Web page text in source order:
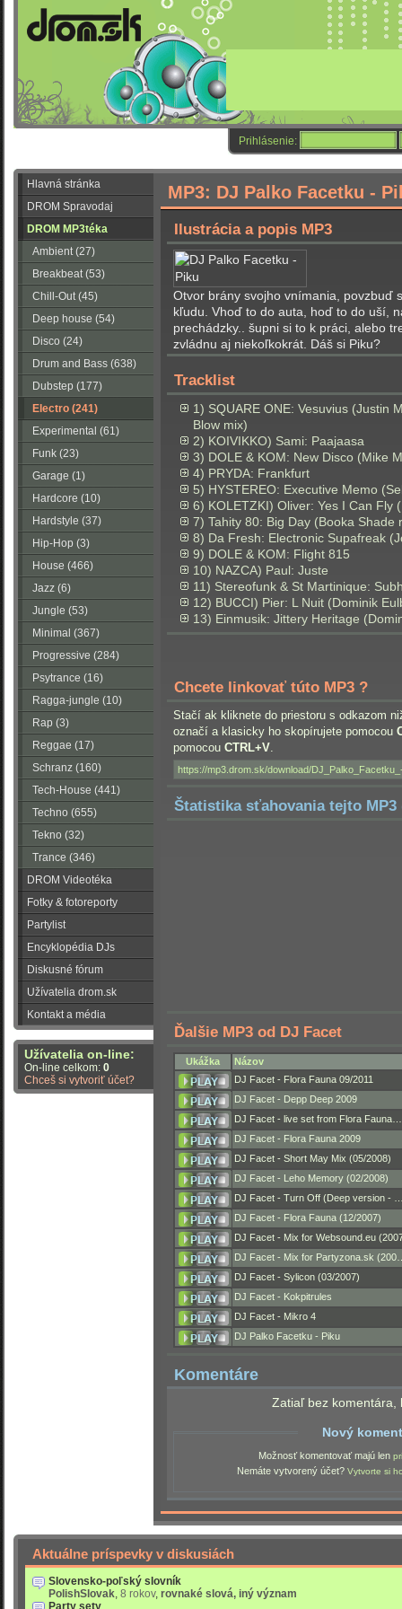
Prihlásenie:
Hlavná stránka
DROM Spravodaj
DROM MP3téka
Ambient (27)
Breakbeat (53)
Chill-Out (45)
Deep house (54)
Disco (24)
Drum and Bass (638)
Dubstep (177)
Electro (241)
Experimental (61)
Funk (23)
Garage (1)
Hardcore (10)
Hardstyle (37)
Hip-Hop (3)
House (466)
Jazz (6)
Jungle (53)
Minimal (367)
Progressive (284)
Psytrance (16)
Ragga-jungle (10)
Rap (3)
Reggae (17)
Schranz (160)
Tech-House (441)
Techno (655)
Tekno (32)
Trance (346)
DROM Videotéka
Fotky & fotoreporty
Partylist
Encyklopédia DJs
Diskusné fórum
Užívatelia drom.sk
Kontakt a média
Užívatelia on-line:
On-line celkom: 0
Chceš si vytvoriť účet?
MP3: DJ Palko Facetku -
Ilustrácia a popis MP3
Otvor brány svojho vnímania, povzbuď
kľudu. Vhoď to do auta, hoď to do uší,
prechádzky.. šupni si to k práci, alebo
zvládnu aj niekoľkokrát. Dáš si Piku?
Tracklist
1) SQUARE ONE: Vesuvius (Justin
Blow mix)
2) KOIVIKKO) Sami: Paajaasa
3) DOLE & KOM: New Disco (Mike
4) PRYDA: Frankfurt
5) HYSTEREO: Executive Memo
6) KOLETZKI) Oliver: Yes I Can Fly
7) Tahity 80: Big Day (Booka Shade
8) Da Fresh: Electronic Supafreak
9) DOLE & KOM: Flight 815
10) NAZCA) Paul: Juste
11) Stereofunk & St Martinique:
12) BUCCI) Pier: L Nuit (Dominik
13) Einmusik: Jittery Heritage
Chcete linkovať túto MP3 ?
Stačí ak kliknete do priestoru s odkazom
označí a klasicky ho skopírujete pomocou
pomocou CTRL+V.
Štatistika sťahovania tejto MP3
Ďalšie MP3 od DJ Facet
Ukážka
Názov
DJ Facet - Flora Fauna 09/2011
DJ Facet - Depp Deep 2009
DJ Facet - live set from Flora Fauna…
DJ Facet - Flora Fauna 2009
DJ Facet - Short May Mix (05/2008)
DJ Facet - Leho Memory (02/2008)
DJ Facet - Turn Off (Deep version -
DJ Facet - Flora Fauna (12/2007)
DJ Facet - Mix for Websound.eu
DJ Facet - Mix for Partyzona.sk
DJ Facet - Sylicon (03/2007)
DJ Facet - Kokpitrules
DJ Facet - Mikro 4
DJ Palko Facetku - Piku
Komentáre
Zatiaľ bez komentára,
Nový
Možnosť komentovať majú len
Nemáte vytvorený účet? Vytvorte si
Aktuálne príspevky v diskusiách
Slovensko-poľský slovník
PolishSlovak, 8 rokov, rovnaké slová, iný význam